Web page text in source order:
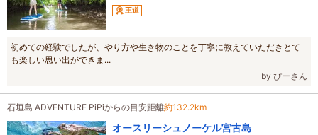
王道
初めての経験でしたが、やり方や生き物のことを丁寧に教えていただきとて
も楽しい思い出ができま...
by ぴーさん
石垣島 ADVENTURE PiPiからの目安距離約132.2km
オースリーシュノーケル宮古島